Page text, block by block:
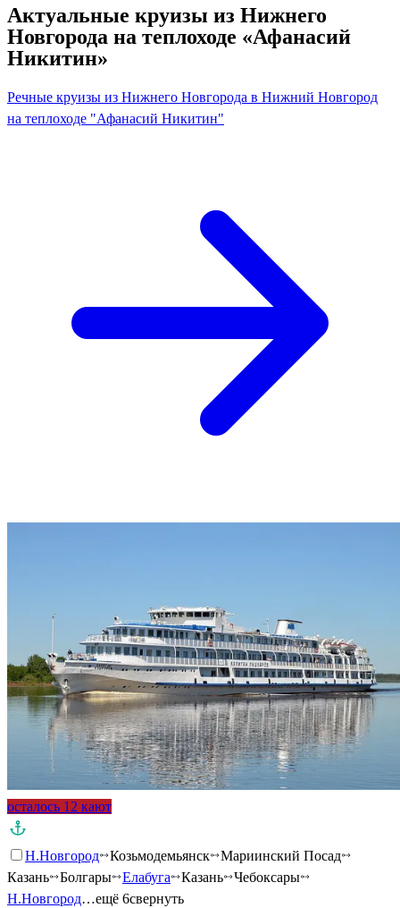
Актуальные круизы из Нижнего
Новгорода на теплоходе «Афанасий
Никитин»
Речные круизы из Нижнего Новгорода в Нижний Новгород
на теплоходе "Афанасий Никитин"
осталось 12 кают
Н.Новгород Козьмодемьянск
Мариинский Посад
Казань
Болгары Елабуга Казань
Чебоксары
Н.Новгород…ещё 6свернуть